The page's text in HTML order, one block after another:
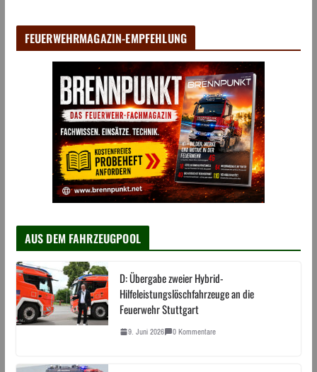
FEUERWEHRMAGAZIN-EMPFEHLUNG
AUS DEM FAHRZEUGPOOL
D: Übergabe zweier Hybrid-
Hilfeleistungslöschfahrzeuge an die
Feuerwehr Stuttgart
9. Juni 2026 0 Kommentare